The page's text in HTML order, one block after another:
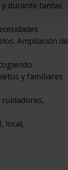
y durante tantas
Ampliación de
y familiares
local,